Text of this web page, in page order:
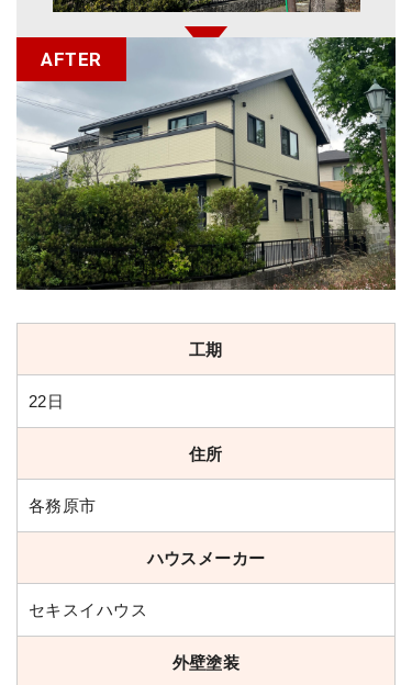
工期
22日
住所
各務原市
ハウスメーカー
セキスイハウス
外壁塗装